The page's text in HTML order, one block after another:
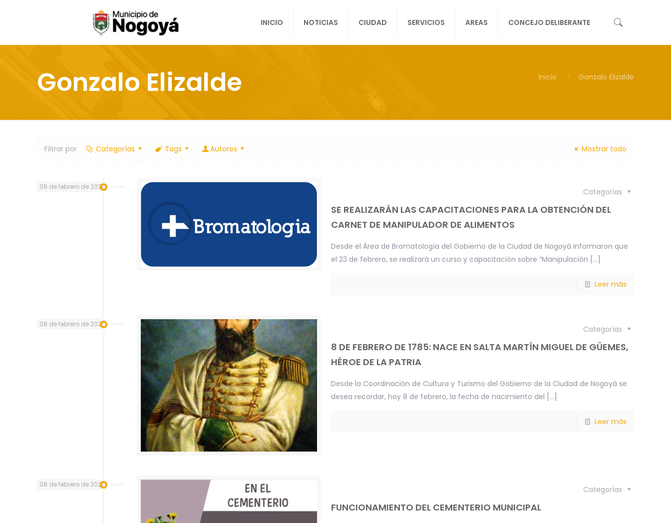
INICIO NOTICIAS CIUDAD SERVICIOS AREAS CONCEJO DELIBERANTE
Gonzalo Elizalde Inicio Gonzalo Elizalde
Filtrar por Categorías Tags Autores Mostrar todo
08 de febrero de 2021
Categorías
SE REALIZARÁN LAS CAPACITACIONES PARA LA OBTENCIÓN DEL
CARNET DE MANIPULADOR DE ALIMENTOS
Desde el Área de Bromatología del Gobierno de la Ciudad de Nogoyá informaron que
el 23 de febrero, se realizará un curso y capacitación sobre “Manipulación […]
Leer más
08 de febrero de 2021
Categorías
8 DE FEBRERO DE 1785: NACE EN SALTA MARTÍN MIGUEL DE GÜEMES,
HÉROE DE LA PATRIA
Desde la Coordinación de Cultura y Turismo del Gobierno de la Ciudad de Nogoyá se
desea recordar, hoy 8 de febrero, la fecha de nacimiento del […]
Leer más
08 de febrero de 2021
Categorías
FUNCIONAMIENTO DEL CEMENTERIO MUNICIPAL